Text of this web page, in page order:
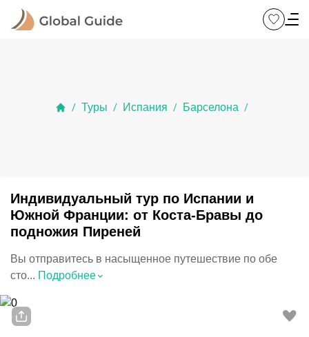
/ Туры / Испания / Барселона /
Индивидуальный тур по Испании и
Южной Франции: от Коста-Бравы до
подножия Пиреней
Вы отправитесь в насыщенное путешествие по обе
сто... Подробнее⌃